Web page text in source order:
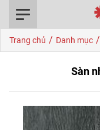
Trang chủ / Danh mục /
Sàn